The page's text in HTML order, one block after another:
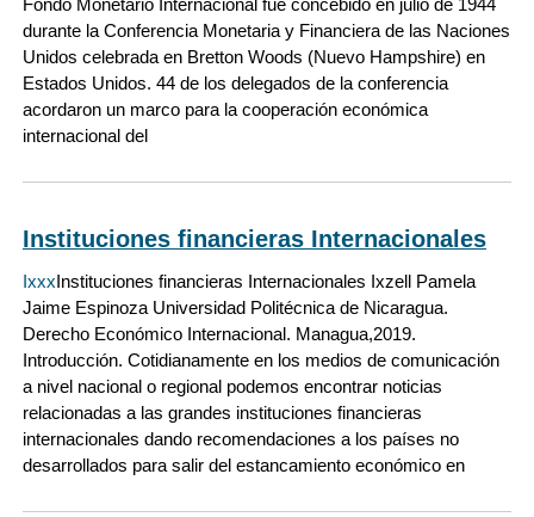
durante la Conferencia Monetaria y Financiera de las Naciones
Unidos celebrada en Bretton Woods (Nuevo Hampshire) en
Estados Unidos. 44 de los delegados de la conferencia
acordaron un marco para la cooperación económica
internacional del
Instituciones financieras Internacionales
IxxxInstituciones financieras Internacionales Ixzell Pamela
Jaime Espinoza Universidad Politécnica de Nicaragua.
Derecho Económico Internacional. Managua,2019.
Introducción. Cotidianamente en los medios de comunicación
a nivel nacional o regional podemos encontrar noticias
relacionadas a las grandes instituciones financieras
internacionales dando recomendaciones a los países no
desarrollados para salir del estancamiento económico en